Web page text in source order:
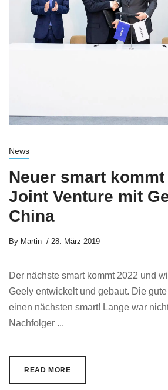
News
Neuer smart kommt
Joint Venture mit
China
By Martin 28. März 2019
Der nächste smart kommt 2022 und
Geely entwickelt und gebaut. Die
einen nächsten smart! Lange war
Nachfolger ...
READ MORE